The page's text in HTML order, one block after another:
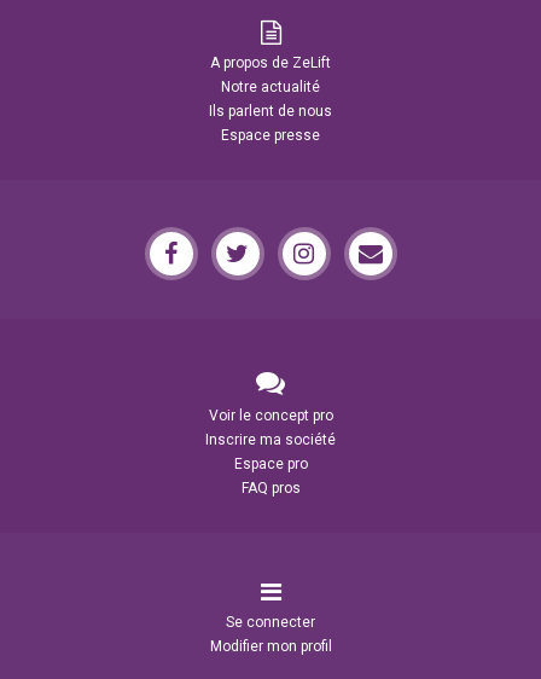
A propos de ZeLift
Notre actualité
Ils parlent de nous
Espace presse
Voir le concept pro
Inscrire ma société
Espace pro
FAQ pros
Se connecter
Modifier mon profil